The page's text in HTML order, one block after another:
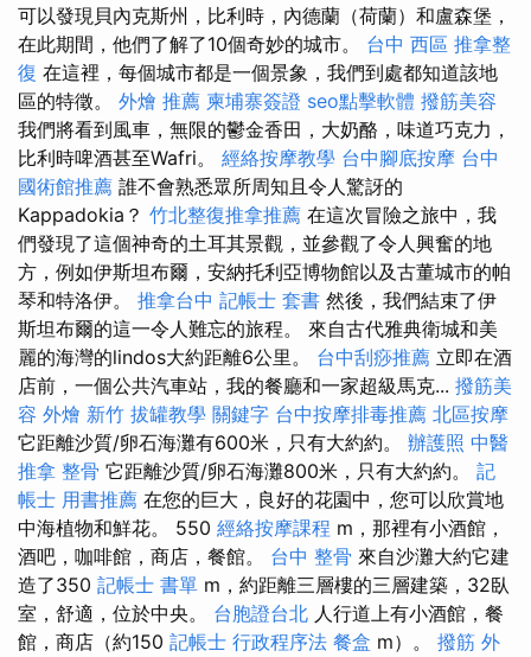
可以發現貝內克斯州，比利時，內德蘭（荷蘭）和盧森堡，
在此期間，他們了解了10個奇妙的城市。 台中 西區 推拿整
復 在這裡，每個城市都是一個景象，我們到處都知道該地
區的特徵。 外燴 推薦 柬埔寨簽證 seo點擊軟體 撥筋美容
我們將看到風車，無限的鬱金香田，大奶酪，味道巧克力，
比利時啤酒甚至Wafri。 經絡按摩教學 台中腳底按摩 台中
國術館推薦 誰不會熟悉眾所周知且令人驚訝的
Kappadokia？ 竹北整復推拿推薦 在這次冒險之旅中，我
們發現了這個神奇的土耳其景觀，並參觀了令人興奮的地
方，例如伊斯坦布爾，安納托利亞博物館以及古董城市的帕
琴和特洛伊。 推拿台中 記帳士 套書 然後，我們結束了伊
斯坦布爾的這一令人難忘的旅程。 來自古代雅典衛城和美
麗的海灣的lindos大約距離6公里。 台中刮痧推薦 立即在酒
店前，一個公共汽車站，我的餐廳和一家超級馬克... 撥筋美
容 外燴 新竹 拔罐教學 關鍵字 台中按摩排毒推薦 北區按摩
它距離沙質/卵石海灘有600米，只有大約約。 辦護照 中醫
推拿 整骨 它距離沙質/卵石海灘800米，只有大約約。 記
帳士 用書推薦 在您的巨大，良好的花園中，您可以欣賞地
中海植物和鮮花。 550 經絡按摩課程 m，那裡有小酒館，
酒吧，咖啡館，商店，餐館。 台中 整骨 來自沙灘大約它建
造了350 記帳士 書單 m，約距離三層樓的三層建築，32臥
室，舒適，位於中央。 台胞證台北 人行道上有小酒館，餐
館，商店（約150 記帳士 行政程序法 餐盒 m）。 撥筋 外